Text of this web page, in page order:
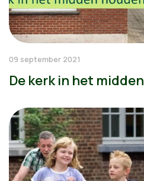
09 september 2021
De kerk in het midden